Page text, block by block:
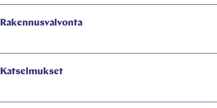
Rakennusvalvonta
Katselmukset